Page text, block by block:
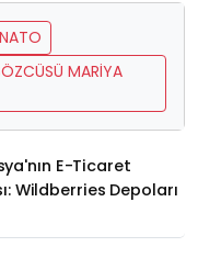
MARİYA
E-Ticaret
Wildberries Depoları